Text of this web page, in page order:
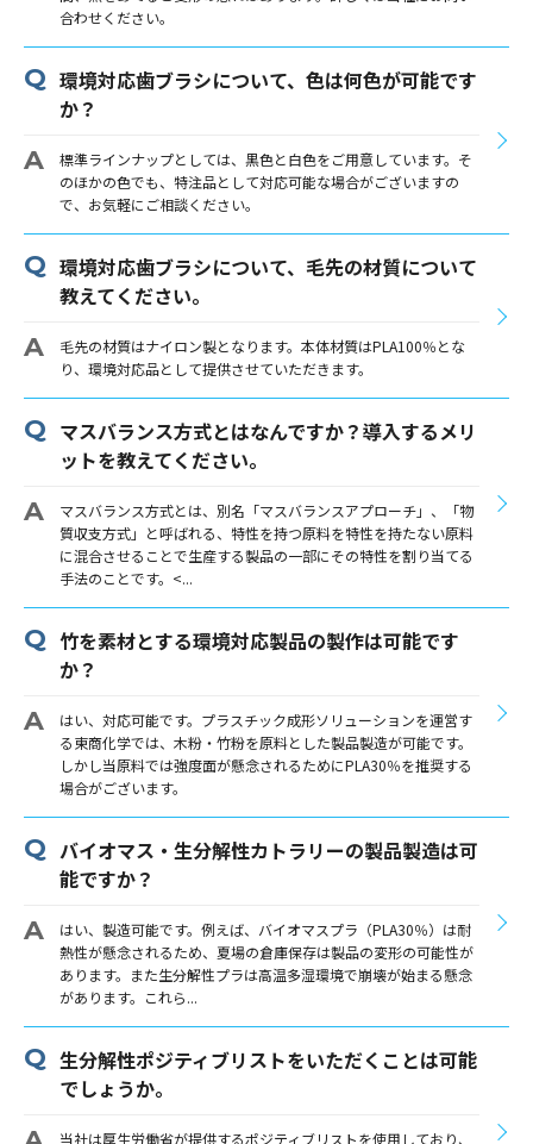
合わせください。
環境対応歯ブラシについて、色は何色が可能です
か？
標準ラインナップとしては、黒色と白色をご用意しています。そ
のほかの色でも、特注品として対応可能な場合がございますの
で、お気軽にご相談ください。
環境対応歯ブラシについて、毛先の材質について
教えてください。
毛先の材質はナイロン製となります。本体材質はPLA100％とな
り、環境対応品として提供させていただきます。
マスバランス方式とはなんですか？導入するメリ
ットを教えてください。
マスバランス方式とは、別名「マスバランスアプローチ」、「物
質収支方式」と呼ばれる、特性を持つ原料を特性を持たない原料
に混合させることで生産する製品の一部にその特性を割り当てる
手法のことです。<...
竹を素材とする環境対応製品の製作は可能です
か？
はい、対応可能です。プラスチック成形ソリューションを運営す
る東商化学では、木粉・竹粉を原料とした製品製造が可能です。
しかし当原料では強度面が懸念されるためにPLA30％を推奨する
場合がございます。
バイオマス・生分解性カトラリーの製品製造は可
能ですか？
はい、製造可能です。例えば、バイオマスプラ（PLA30％）は耐
熱性が懸念されるため、夏場の倉庫保存は製品の変形の可能性が
あります。また生分解性プラは高温多湿環境で崩壊が始まる懸念
があります。これら...
生分解性ポジティブリストをいただくことは可能
でしょうか。
当社は厚生労働省が提供するポジティブリストを使用しており、